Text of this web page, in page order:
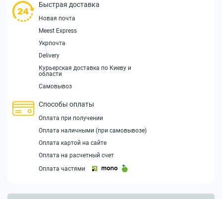
Быстрая доставка
Новая почта
Meest Express
Укрпочта
Delivery
Курьерская доставка по Киеву и
области
Самовывоз
Способы оплаты
Оплата при получении
Оплата наличными (при самовывозе)
Оплата картой на сайте
Оплата на расчетный счет
Оплата частями